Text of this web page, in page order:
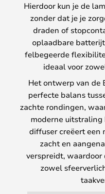
Hierdoor kun je de
zonder dat je je
draden of
oplaadbare
felbegeerde
ideaal voor
Het ontwerp van de
perfecte balans
zachte rondingen,
moderne
diffuser creëert een
zacht en
verspreidt, waardoor
zowel